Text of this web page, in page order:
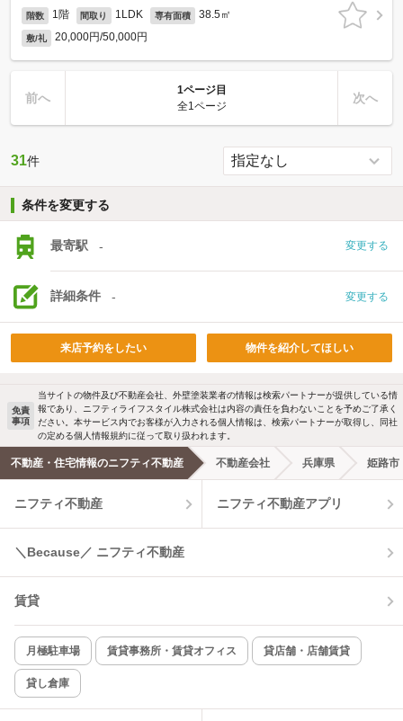
階数 1階 間取り 1LDK 専有面積 38.5㎡
敷/礼 20,000円/50,000円
前へ
1ページ目
全1ページ
次へ
31件
条件を変更する
最寄駅 - 変更する
詳細条件 - 変更する
来店予約をしたい 物件を紹介してほしい
免責
事項
当サイトの物件及び不動産会社、外壁塗装業者の情報は検索パートナーが提供している情
報であり、ニフティライフスタイル株式会社は内容の責任を負わないことを予めご了承く
ださい。本サービス内でお客様が入力される個人情報は、検索パートナーが取得し、同社
の定める個人情報規約に従って取り扱われます。
不動産・住宅情報のニフティ不動産 不動産会社 兵庫県 姫路市
ニフティ不動産 ニフティ不動産アプリ
＼Because／ ニフティ不動産
賃貸
月極駐車場 賃貸事務所・賃貸オフィス 貸店舗・店舗賃貸
貸し倉庫